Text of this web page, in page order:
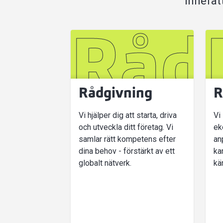
Rådgivning
Vi hjälper dig att starta, driva
och utveckla ditt företag. Vi
samlar rätt kompetens efter
dina behov - förstärkt av ett
globalt nätverk.
Vi